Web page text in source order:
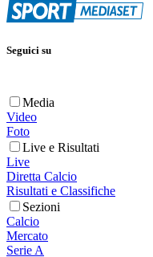
Seguici su
Media
Video
Foto
Live e Risultati
Live
Diretta Calcio
Risultati e Classifiche
Sezioni
Calcio
Mercato
Serie A